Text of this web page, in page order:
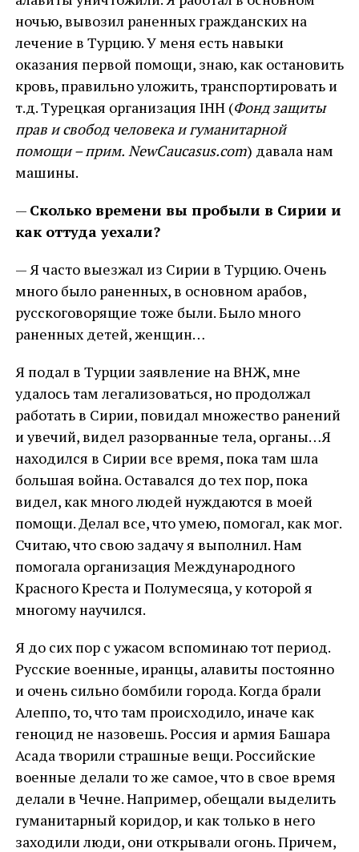
ночью, вывозил раненных гражданских на
лечение в Турцию. У меня есть навыки
оказания первой помощи, знаю, как остановить
кровь, правильно уложить, транспортировать и
т.д. Турецкая организация IHH (Фонд защиты
прав и свобод человека и гуманитарной
помощи – прим. NewCaucasus.com) давала нам
машины.
— Сколько времени вы пробыли в Сирии и
как оттуда уехали?
— Я часто выезжал из Сирии в Турцию. Очень
много было раненных, в основном арабов,
русскоговорящие тоже были. Было много
раненных детей, женщин…
Я подал в Турции заявление на ВНЖ, мне
удалось там легализоваться, но продолжал
работать в Сирии, повидал множество ранений
и увечий, видел разорванные тела, органы…Я
находился в Сирии все время, пока там шла
большая война. Оставался до тех пор, пока
видел, как много людей нуждаются в моей
помощи. Делал все, что умею, помогал, как мог.
Считаю, что свою задачу я выполнил. Нам
помогала организация Международного
Красного Креста и Полумесяца, у которой я
многому научился.
Я до сих пор с ужасом вспоминаю тот период.
Русские военные, иранцы, алавиты постоянно
и очень сильно бомбили города. Когда брали
Алеппо, то, что там происходило, иначе как
геноцид не назовешь. Россия и армия Башара
Асада творили страшные вещи. Российские
военные делали то же самое, что в свое время
делали в Чечне. Например, обещали выделить
гуманитарный коридор, и как только в него
заходили люди, они открывали огонь. Причем,